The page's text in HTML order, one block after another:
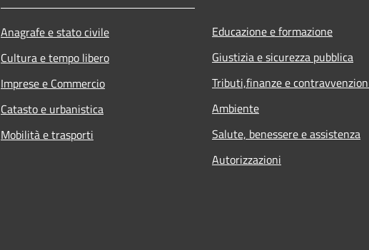
Anagrafe e stato civile
Cultura e tempo libero
Imprese e Commercio
Catasto e urbanistica
Mobilità e trasporti
Educazione e formazione
Giustizia e sicurezza pubblica
Tributi,finanze e
Ambiente
Salute, benessere e assistenza
Autorizzazioni